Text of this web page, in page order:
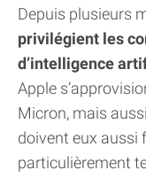
Depuis plusieurs
privilégient les
d’intelligence
Apple
Micron, mais
doivent eux aussi
particulièrement